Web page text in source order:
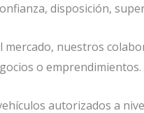
disposición,
nuestros
o emprendimientos.
autorizados a